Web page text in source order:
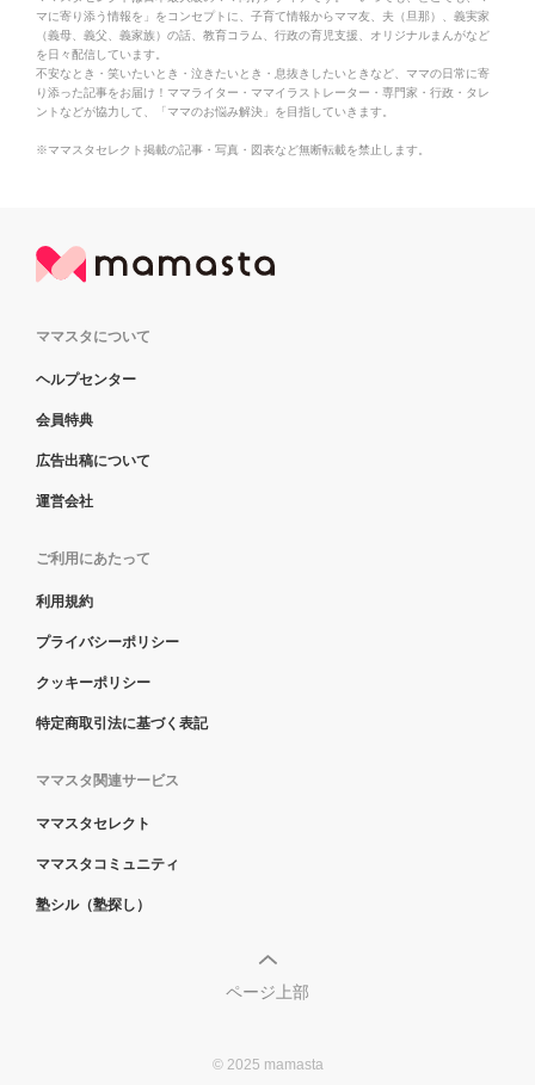
マに寄り添う情報を」をコンセプトに、子育て情報からママ友、夫（旦那）、義実家
（義母、義父、義家族）の話、教育コラム、行政の育児支援、オリジナルまんがなど
を日々配信しています。
不安なとき・笑いたいとき・泣きたいとき・息抜きしたいときなど、ママの日常に寄
り添った記事をお届け！ママライター・ママイラストレーター・専門家・行政・タレ
ントなどが協力して、「ママのお悩み解決」を目指していきます。
※ママスタセレクト掲載の記事・写真・図表など無断転載を禁止します。
ママスタについて
ヘルプセンター
会員特典
広告出稿について
運営会社
ご利用にあたって
利用規約
プライバシーポリシー
クッキーポリシー
特定商取引法に基づく表記
ママスタ関連サービス
ママスタセレクト
ママスタコミュニティ
塾シル（塾探し）
ページ上部
© 2025 mamasta